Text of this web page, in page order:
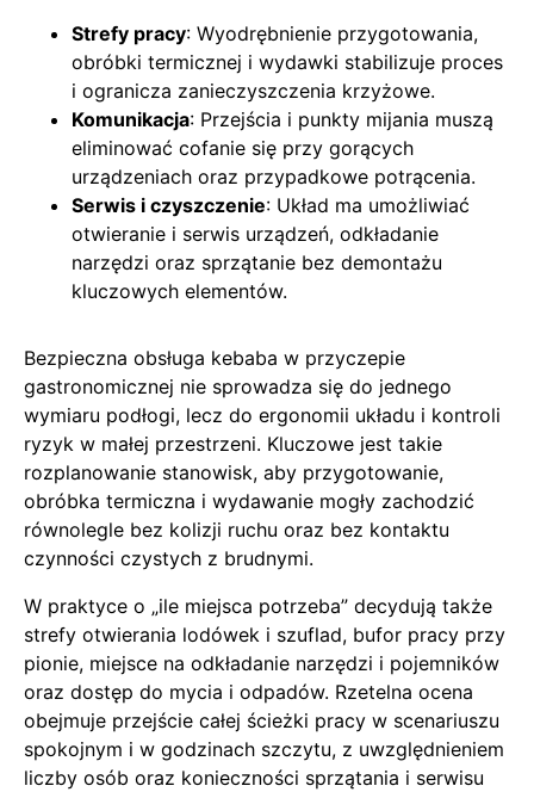
Strefy pracy: Wyodrębnienie przygotowania,
obróbki termicznej i wydawki stabilizuje proces
i ogranicza zanieczyszczenia krzyżowe.
Komunikacja: Przejścia i punkty mijania muszą
eliminować cofanie się przy gorących
urządzeniach oraz przypadkowe potrącenia.
Serwis i czyszczenie: Układ ma umożliwiać
otwieranie i serwis urządzeń, odkładanie
narzędzi oraz sprzątanie bez demontażu
kluczowych elementów.
Bezpieczna obsługa kebaba w przyczepie
gastronomicznej nie sprowadza się do jednego
wymiaru podłogi, lecz do ergonomii układu i kontroli
ryzyk w małej przestrzeni. Kluczowe jest takie
rozplanowanie stanowisk, aby przygotowanie,
obróbka termiczna i wydawanie mogły zachodzić
równolegle bez kolizji ruchu oraz bez kontaktu
czynności czystych z brudnymi.
W praktyce o „ile miejsca potrzeba” decydują także
strefy otwierania lodówek i szuflad, bufor pracy przy
pionie, miejsce na odkładanie narzędzi i pojemników
oraz dostęp do mycia i odpadów. Rzetelna ocena
obejmuje przejście całej ścieżki pracy w scenariuszu
spokojnym i w godzinach szczytu, z uwzględnieniem
liczby osób oraz konieczności sprzątania i serwisu